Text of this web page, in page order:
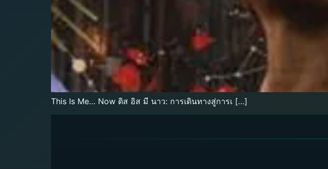
This Is Me… Now ดิส อิส มี นาว: การเดินทางสู่การเ […]